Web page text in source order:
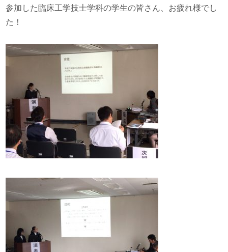
参加した臨床工学技士学科の学生の皆さん、お疲れ様でし
た！